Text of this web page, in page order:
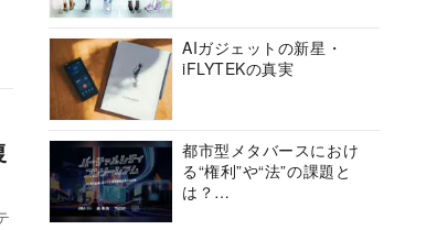
AIガジェットの新星・
iFLYTEKの真実
都市型メタバースにおけ
る“権利”や“法”の課題と
は？